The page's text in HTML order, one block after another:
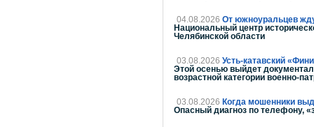
04.08.2026 От южноуральцев
Национальный центр
Челябинской области
03.08.2026 Усть-катавский
Этой осенью выйдет
возрастной категории военно-
03.08.2026 Когда мошенники
Опасный диагноз по телефону,